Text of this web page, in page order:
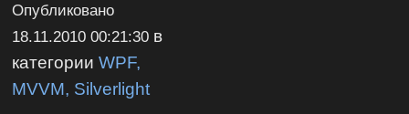
Опубликовано
18.11.2010 00:21:30 в
категорииWPF,
MVVM, Silverlight